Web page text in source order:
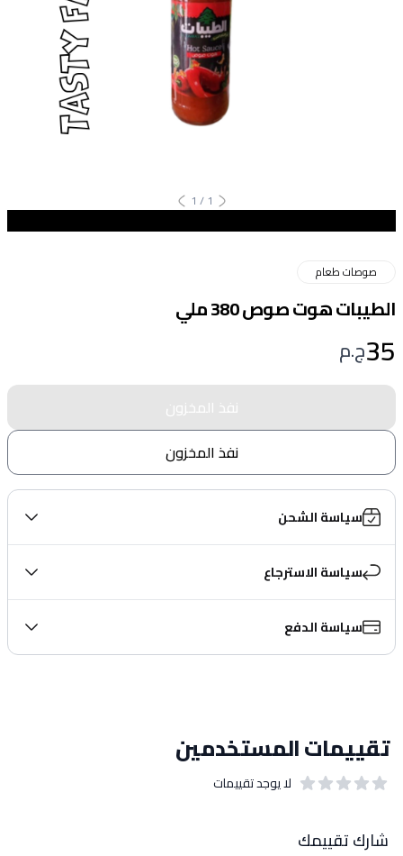
1
/
1
صوصات طعام
الطيبات هوت صوص 380 ملي
35ج.م
نفذ المخزون
نفذ المخزون
سياسة الشحن
سياسة الاسترجاع
سياسة الدفع
تقييمات المستخدمين
لا يوجد تقييمات
شارك تقييمك